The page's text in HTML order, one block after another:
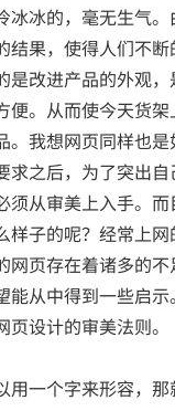
冰冰的，毫无生气
结果，使得人们不
是改进产品的外观
便。从而使今天货
。我想网页同样也
求之后，为了突出
须从审美上入手。
样子的呢？经常上
网页存在着诸多的
能从中得到一些启
设计的审美法则。
一个字来形容，那